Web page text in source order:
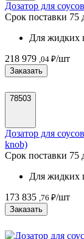
Дозатор для
Срок поставки 75
Для жидких
218 979 ,04 ₽/шт
Заказать
78503
Дозатор для
knob)
Срок поставки 75
Для жидких
173 835 ,76 ₽/шт
Заказать